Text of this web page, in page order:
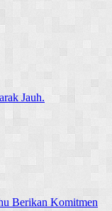
Jauh.
Berikan Komitmen